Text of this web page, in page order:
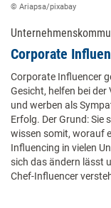
© Ariapsa/pixabay
Corporate
Corporate Influencer
Gesicht, helfen bei
und werben als
Erfolg. Der Grund: Sie
wissen somit, worauf
Influencing in vielen
sich das ändern lässt
Chef-Influencer